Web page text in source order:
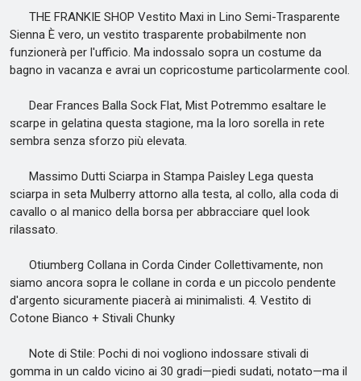
THE FRANKIE SHOP Vestito Maxi in Lino Semi-Trasparente
Sienna È vero, un vestito trasparente probabilmente non
funzionerà per l'ufficio. Ma indossalo sopra un costume da
bagno in vacanza e avrai un copricostume particolarmente cool.
Dear Frances Balla Sock Flat, Mist Potremmo esaltare le
scarpe in gelatina questa stagione, ma la loro sorella in rete
sembra senza sforzo più elevata.
Massimo Dutti Sciarpa in Stampa Paisley Lega questa
sciarpa in seta Mulberry attorno alla testa, al collo, alla coda di
cavallo o al manico della borsa per abbracciare quel look
rilassato.
Otiumberg Collana in Corda Cinder Collettivamente, non
siamo ancora sopra le collane in corda e un piccolo pendente
d'argento sicuramente piacerà ai minimalisti. 4. Vestito di
Cotone Bianco + Stivali Chunky
Note di Stile: Pochi di noi vogliono indossare stivali di
gomma in un caldo vicino ai 30 gradi—piedi sudati, notato—ma il